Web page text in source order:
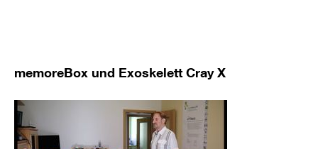
memoreBox und Exoskelett Cray X